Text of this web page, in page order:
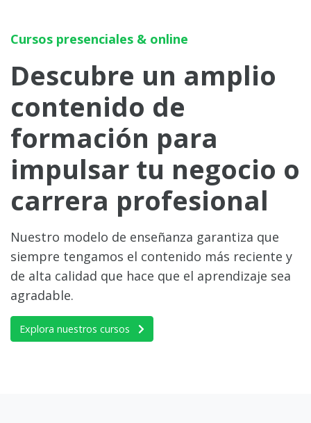
Cursos presenciales & online
Descubre un amplio
contenido de
formación para
impulsar tu negocio o
carrera profesional
Nuestro modelo de enseñanza garantiza que
siempre tengamos el contenido más reciente y
de alta calidad que hace que el aprendizaje sea
agradable.
Explora nuestros cursos